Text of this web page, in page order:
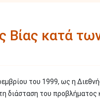
Βίας κατά
του 1999, ως η
διάσταση του προβλήματος